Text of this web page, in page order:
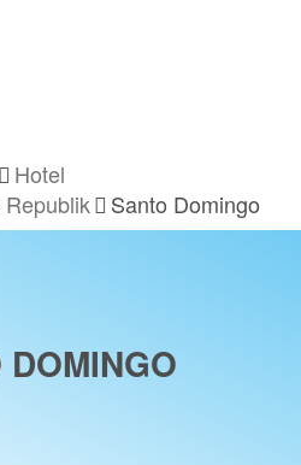
Hotel
Santo Domingo
DOMINGO